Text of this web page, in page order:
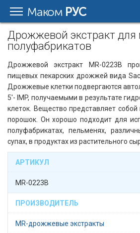
Маком РУС
Дрожжевой экстракт
полуфабрикатов
Дрожжевой экстракт MR-0223B
пищевых пекарских дрожжей вида
Дрожжевые клетки подвергаются
5'- IMP, получаемыми в результате
клеток. Вещество представляет
порошок. Он хорошо подходит для
полуфабрикатах, пельменях,
супах, в продуктах из растительного
АРТИКУЛ
MR-0223B
ПРОИЗВОДИТЕЛЬ
MR-дрожжевые экстракты